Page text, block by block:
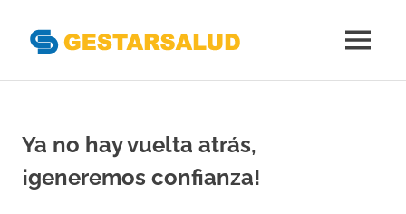
del
Aseguramiento
de
MENÚ
Ya no hay vuelta atrás,
¡generemos confianza!